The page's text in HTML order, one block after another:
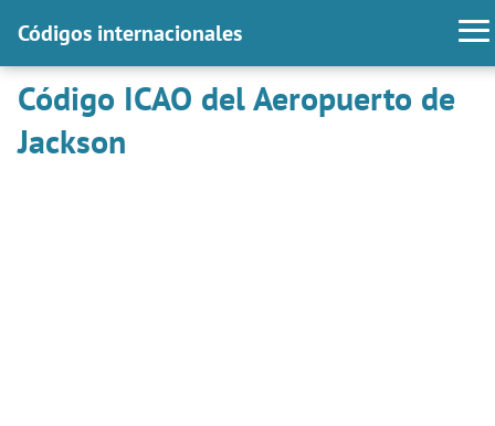
Códigos internacionales
Código ICAO del Aeropuerto de
Jackson